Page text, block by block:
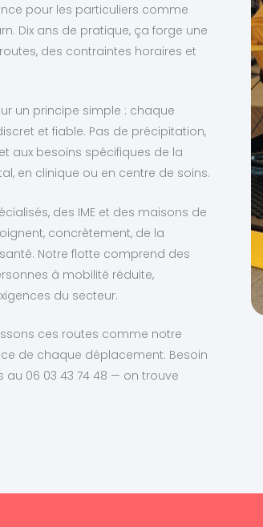
pour les particuliers comme
Dix ans de pratique, ça forge une
des contraintes horaires et
un principe simple : chaque
et fiable. Pas de précipitation,
aux besoins spécifiques de la
en clinique ou en centre de soins.
des IME et des maisons de
concrètement, de la
Notre flotte comprend des
à mobilité réduite,
du secteur.
ces routes comme notre
de chaque déplacement. Besoin
06 03 43 74 48 — on trouve